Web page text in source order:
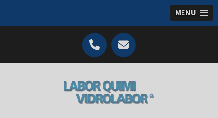
MENU